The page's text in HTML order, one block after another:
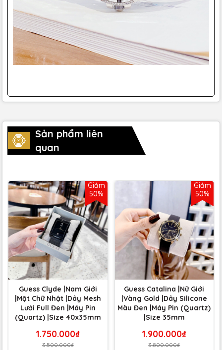
Sản phẩm liên
quan
Giảm
50%
Guess Clyde |Nam Giới
|Mặt Chữ Nhật |Dây Mesh
Lưới Full Đen |Máy Pin
(Quartz) |Size 40x35mm
1.750.000₫
3.500.000₫
Giảm
50%
Guess Catalina |Nữ Giới
|Vàng Gold |Dây Silicone
Màu Đen |Máy Pin (Quartz)
|Size 35mm
1.900.000₫
3.800.000₫